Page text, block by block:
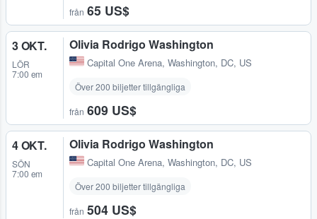
från 65 US$
3 OKT.
LÖR
7:00 em
Olivia Rodrigo Washington
Capital One Arena, Washington, DC, US
Över 200 biljetter tillgängliga
från 609 US$
4 OKT.
SÖN
7:00 em
Olivia Rodrigo Washington
Capital One Arena, Washington, DC, US
Över 200 biljetter tillgängliga
från 504 US$